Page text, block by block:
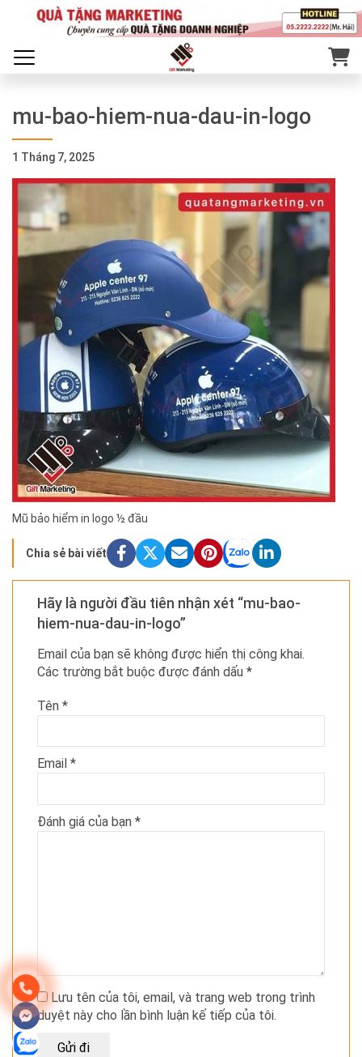
mu-bao-hiem-nua-dau-in-logo
1 Tháng 7, 2025
Mũ bảo hiểm in logo ½ đầu
Chia sẻ bài viết
Hãy là người đầu tiên nhận xét “mu-bao-
hiem-nua-dau-in-logo”
Email của bạn sẽ không được hiển thị công khai.
Các trường bắt buộc được đánh dấu *
Tên *
Email *
Đánh giá của bạn *
Lưu tên của tôi, email, và trang web trong trình
duyệt này cho lần bình luận kế tiếp của tôi.